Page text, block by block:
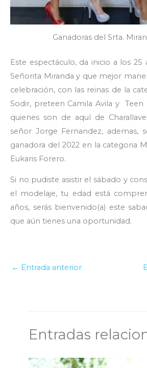
Ganadoras del Srta.
Este espectáculo, da inicio a los
Señorita Miranda y que mejor
celebración, con las reinas de la
Sodir, preteen Camila Avila y Teen
quienes son de aquí de
señor Jorge Fernandez, ademas,
ganadora del 2022 en la categoria
Eukaris Forero.
Si no pudiste asistir el sábado y
el modelaje, tu edad está
años, serás bienvenido(a) este
que aún tienes una oportunidad.
← Entrada anterior
Entradas